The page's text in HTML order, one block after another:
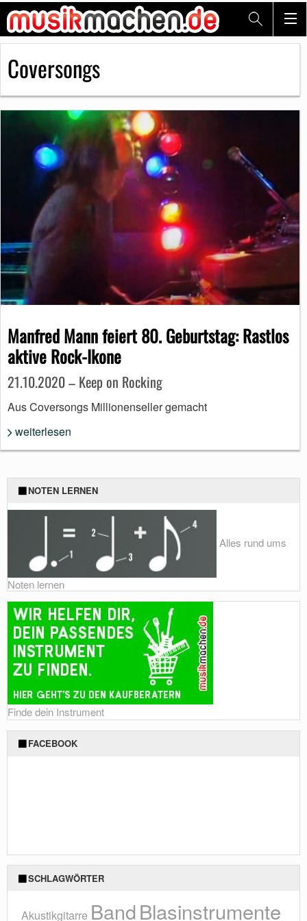
Coversongs
Manfred Mann feiert 80. Geburtstag: Rastlos
aktive Rock-Ikone
21.10.2020 – Keep on Rocking
Aus Coversongs Millionenseller gemacht
weiterlesen
NOTEN LERNEN
Alles rund ums
Noten lernen
Finde dein Instrument
FACEBOOK
SCHLAGWÖRTER
Akustikgitarre BandBlasinstrumente